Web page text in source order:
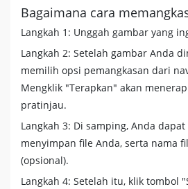
Bagaimana cara
Langkah 1: Unggah gambar yang
Langkah 2: Setelah gambar Anda
memilih opsi pemangkasan dari
Mengklik "Terapkan" akan
pratinjau.
Langkah 3: Di samping, Anda
menyimpan file Anda, serta nama
(opsional).
Langkah 4: Setelah itu, klik tombol